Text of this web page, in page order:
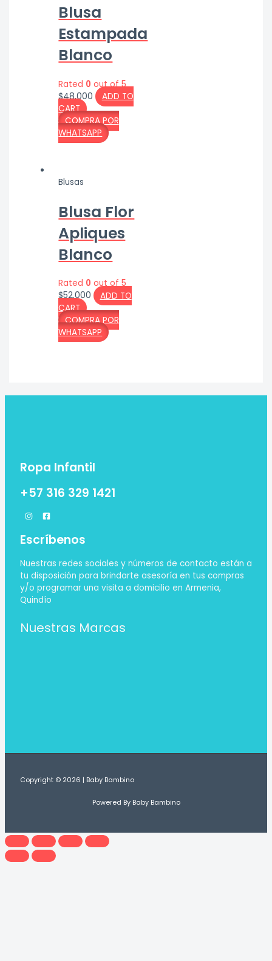
Blusa
Estampada
Blanco
Rated 0 out of 5
$48,000
ADD TO
CART
COMPRA POR
WHATSAPP
Blusas
Blusa Flor
Apliques
Blanco
Rated 0 out of 5
$52,000
ADD TO
CART
COMPRA POR
WHATSAPP
Ropa Infantil
+57 316 329 1421
Escríbenos
Nuestras redes sociales y números de contacto están a
tu disposición para brindarte asesoría en tus compras
y/o programar una visita a domicilio en Armenia,
Quindío
Nuestras Marcas
Copyright © 2026 | Baby Bambino
Powered By Baby Bambino